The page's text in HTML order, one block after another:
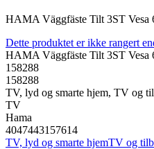
HAMA Väggfäste Tilt 3ST Vesa
Dette produktet er ikke rangert
HAMA Väggfäste Tilt 3ST Vesa
158288
158288
TV, lyd og smarte hjem, TV og
TV
Hama
4047443157614
TV, lyd og smarte hjemTV og